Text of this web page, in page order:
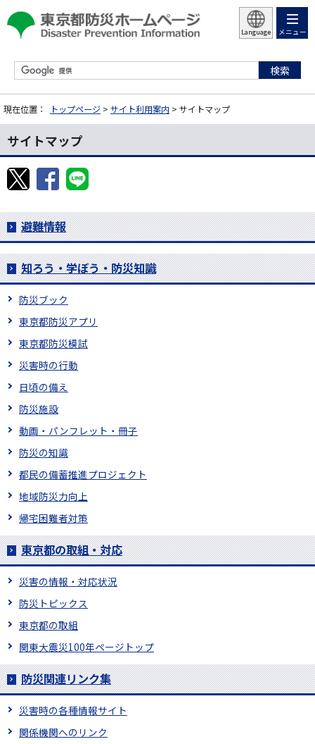
Language メニュー
現在位置： トップページ > サイト利用案内 > サイトマップ
サイトマップ
避難情報
知ろう・学ぼう・防災知識
防災ブック
東京都防災アプリ
東京都防災模試
災害時の行動
日頃の備え
防災施設
動画・パンフレット・冊子
防災の知識
都民の備蓄推進プロジェクト
地域防災力向上
帰宅困難者対策
東京都の取組・対応
災害の情報・対応状況
防災トピックス
東京都の取組
関東大震災100年ページトップ
防災関連リンク集
災害時の各種情報サイト
関係機関へのリンク